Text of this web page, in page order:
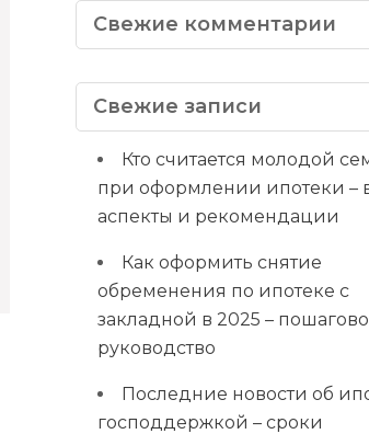
Свежие комментарии
Свежие записи
Кто считается молодой
при оформлении ипотеки –
аспекты и рекомендации
Как оформить снятие
обременения по ипотеке с
закладной в 2025 –
руководство
Последние новости об
господдержкой – сроки